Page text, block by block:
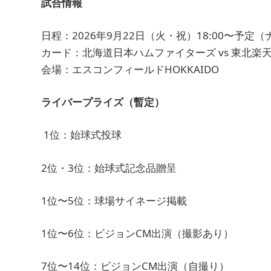
日程：2026年9月22日（火・祝）18:00〜予定（
カード：北海道日本ハムファイターズ vs 東北楽
会場：エスコンフィールドHOKKAIDO
ライバープライズ（暫定）
1位：始球式投球
2位・3位：始球式記念品贈呈
1位〜5位：球場サイネージ掲載
1位〜6位：ビジョンCM出演（撮影あり）
7位〜14位：ビジョンCM出演（自撮り）